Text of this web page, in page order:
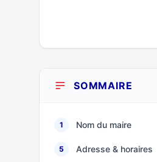
SOMMAIRE
1 Nom du maire
5 Adresse & horaires